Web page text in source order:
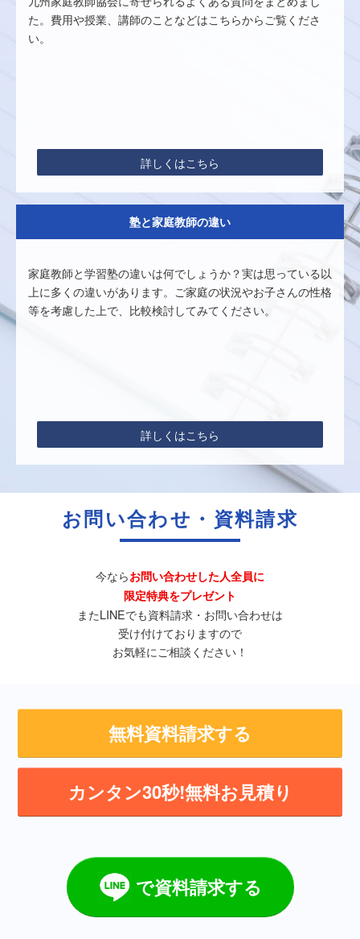
た。費用や授業、講師のことなどはこちらからご覧くださ
い。
詳しくはこちら
塾と家庭教師の違い
家庭教師と学習塾の違いは何でしょうか？実は思っている以
上に多くの違いがあります。ご家庭の状況やお子さんの性格
等を考慮した上で、比較検討してみてください。
詳しくはこちら
お問い合わせ・資料請求
今ならお問い合わせした人全員に
限定特典をプレゼント
またLINEでも資料請求・お問い合わせは
受け付けておりますので
お気軽にご相談ください！
無料資料請求する
カンタン30秒!無料お見積り
で資料請求する